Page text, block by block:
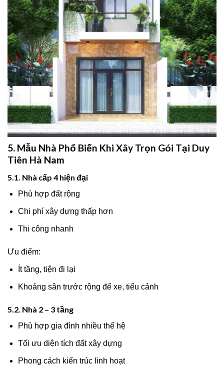
5. Mẫu Nhà Phổ Biến Khi Xây Trọn Gói Tại Duy
Tiên Hà Nam
5.1. Nhà cấp 4 hiện đại
Phù hợp đất rộng
Chi phí xây dựng thấp hơn
Thi công nhanh
Ưu điểm:
Ít tầng, tiện đi lại
Khoảng sân trước rộng để xe, tiểu cảnh
5.2. Nhà 2 – 3 tầng
Phù hợp gia đình nhiều thế hệ
Tối ưu diện tích đất xây dựng
Phong cách kiến trúc linh hoạt